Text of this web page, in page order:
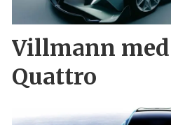
Villmann
Quattro